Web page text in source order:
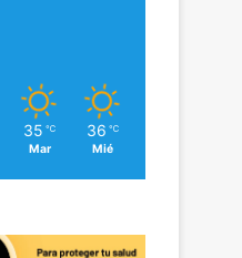
35 ℃
Mar
36 ℃
Mié